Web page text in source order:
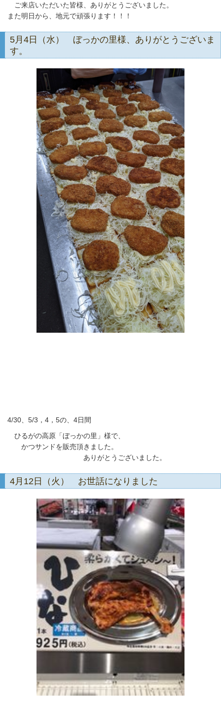
ご来店いただいた皆様、ありがとうございました。
また明日から、地元で頑張ります！！！
5月4日（水） ぼっかの里様、ありがとうございま
す。
4/30、5/3，4，5の、4日間
ひるがの高原「ぼっかの里」様で、
かつサンドを販売頂きました。
ありがとうございました。
4月12日（火） お世話になりました